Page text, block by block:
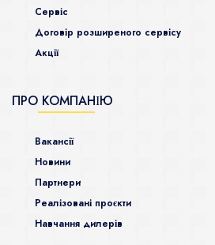
Сервіс
Договір розширеного сервісу
Акції
ПРО КОМПАНІЮ
Ваканcії
Новини
Партнери
Реалізовані проєкти
Навчання дилерів